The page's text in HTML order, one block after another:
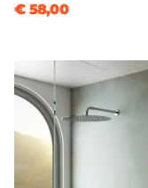
€ 58,00